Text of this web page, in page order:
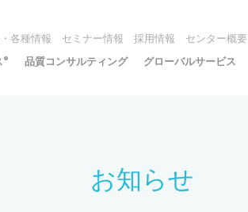
各種情報 セミナー情報 採用情報 センター概要
® 品質コンサルティング グローバルサービス
お知らせ